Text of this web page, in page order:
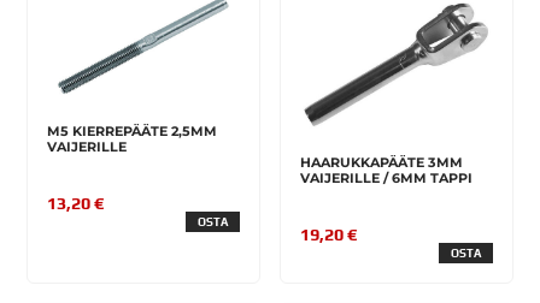
M5 KIERREPÄÄTE 2,5MM
VAIJERILLE
13,20 €
OSTA
HAARUKKAPÄÄTE 3MM
VAIJERILLE / 6MM TAPPI
19,20 €
OSTA